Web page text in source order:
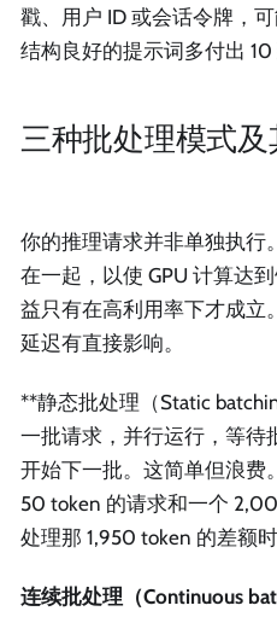
戳、用户 ID 或会话令牌，
结构良好的提示词多付出 10
三种批处理模式
你的推理请求并非单独执行
在一起，以使 GPU 计算达
益只有在高利用率下才成立
延迟有直接影响。
**静态批处理（Static
一批请求，并行运行，等待
开始下一批。这简单但浪费
50 token 的请求和一个
处理那 1,950 token 的差额
连续批处理（Continuous